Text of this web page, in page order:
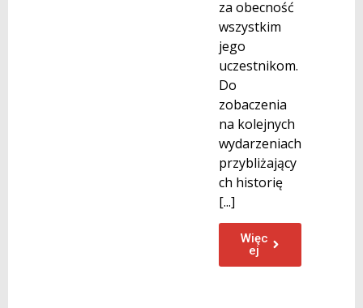
za obecność
wszystkim
jego
uczestnikom.
Do
zobaczenia
na kolejnych
wydarzeniach
przybliżający
ch historię
[...]
Więc
ej